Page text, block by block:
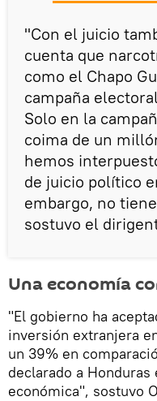
"Con el juicio
cuenta que
como el Chapo
campaña
Solo en la
coima de un
hemos
de juicio político
embargo, no
sostuvo el
Una economía
"El gobierno ha
inversión extranjera
un 39% en
declarado a
económica", sostuvo